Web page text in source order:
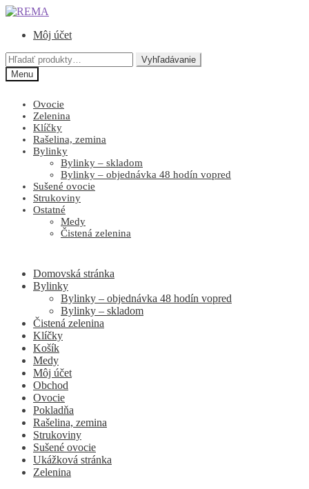
Preskočiť
navigáciu
Preskočiť
obsah
Môj účet
Hľadať:
Vyhľadávanie
Menu
Ovocie
Zelenina
Klíčky
Rašelina, zemina
Bylinky
Bylinky – skladom
Bylinky – objednávka 48 hodín vopred
Sušené ovocie
Strukoviny
Ostatné
Medy
Čistená zelenina
Domovská stránka
Bylinky
Bylinky – objednávka 48 hodín vopred
Bylinky – skladom
Čistená zelenina
Klíčky
Košík
Medy
Môj účet
Obchod
Ovocie
Pokladňa
Rašelina, zemina
Strukoviny
Sušené ovocie
Ukážková stránka
Zelenina